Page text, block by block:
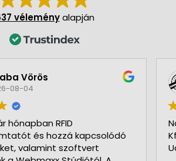
véleményalapján
Vörös
08-04
hónapban RFID
és hozzá kapcsolódó
valamint szoftvert